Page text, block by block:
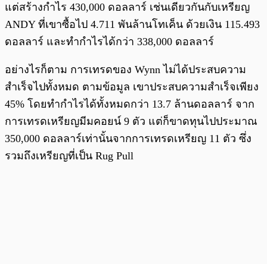
แต่สร้างกำไร 430,000 ดอลลาร์ เช่นเดียวกันกับเหรียญ
ANDY ที่เขาซื้อไป 4.711 พันล้านโทเค็น ด้วยเงิน 115.493
ดอลลาร์ และทำกำไรได้กว่า 338,000 ดอลลาร์
อย่างไรก็ตาม การเทรดของ Wynn ไม่ได้ประสบความ
สำเร็จไปทั้งหมด ตามข้อมูล เขาประสบความสำเร็จเพียง
45% โดยทำกำไรได้ทั้งหมดกว่า 13.7 ล้านดอลลาร์ จาก
การเทรดเหรียญมีมคอยน์ 9 ตัว แต่ก็ขาดทุนไปประมาณ
350,000 ดอลลาร์เท่านั้นจากการเทรดเหรียญ 11 ตัว ซึ่ง
รวมถึงเหรียญที่เป็น Rug Pull